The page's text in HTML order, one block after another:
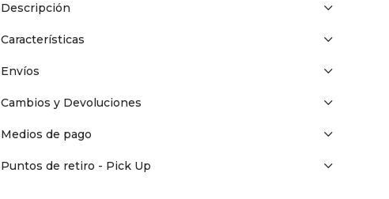
Descripción
Características
Envíos
Cambios y Devoluciones
Medios de pago
Puntos de retiro - Pick Up